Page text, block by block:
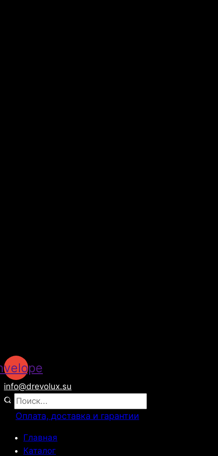
info@drevolux.su
Оплата, доставка и гарантии
Главная
Каталог